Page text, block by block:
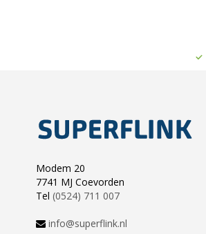
Modem 20
7741 MJ Coevorden
Tel (0524) 711 007
info@superflink.nl